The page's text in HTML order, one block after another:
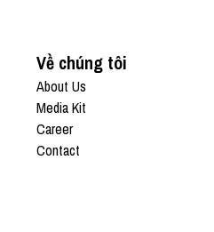
Về chúng tôi
About Us
Media Kit
Career
Contact